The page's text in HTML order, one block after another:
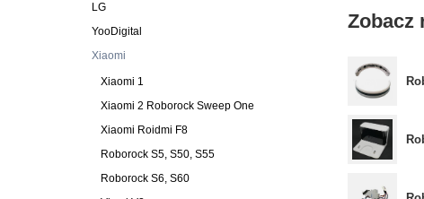
LG
YooDigital
Xiaomi
Xiaomi 1
Xiaomi 2 Roborock Sweep One
Xiaomi Roidmi F8
Roborock S5, S50, S55
Roborock S6, S60
Zobacz